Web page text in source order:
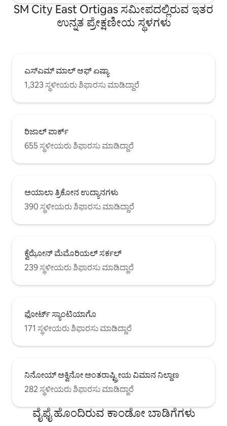
SM City East Ortigas ಸಮೀಪದಲ್ಲಿರುವ ಇತರ
ಉನ್ನತ ಪ್ರೇಕ್ಷಣೀಯ ಸ್ಥಳಗಳು
ಎಸ್‌ಎಮ್ ಮಾಲ್ ಆಫ್ ಏಷ್ಯಾ
1,323 ಸ್ಥಳೀಯರು ಶಿಫಾರಸು ಮಾಡಿದ್ದಾರೆ
ರಿಜಾಲ್ ಪಾರ್ಕ್
655 ಸ್ಥಳೀಯರು ಶಿಫಾರಸು ಮಾಡಿದ್ದಾರೆ
ಅಯಾಲಾ ತ್ರಿಕೋನ ಉದ್ಯಾನಗಳು
390 ಸ್ಥಳೀಯರು ಶಿಫಾರಸು ಮಾಡಿದ್ದಾರೆ
ಕ್ವೆಝೋನ್ ಮೆಮೊರಿಯಲ್ ಸರ್ಕಲ್
239 ಸ್ಥಳೀಯರು ಶಿಫಾರಸು ಮಾಡಿದ್ದಾರೆ
ಫೋರ್ಟ್ ಸ್ಯಾಂಟಿಯಾಗೊ
171 ಸ್ಥಳೀಯರು ಶಿಫಾರಸು ಮಾಡಿದ್ದಾರೆ
ನಿನೋಯ್ ಅಕ್ವಿನೋ ಅಂತರಾಷ್ಟ್ರೀಯ ವಿಮಾನ ನಿಲ್ದಾಣ
282 ಸ್ಥಳೀಯರು ಶಿಫಾರಸು ಮಾಡಿದ್ದಾರೆ
ವೈಫೈ ಹೊಂದಿರುವ ಕಾಂಡೋ ಬಾಡಿಗೆಗಳು